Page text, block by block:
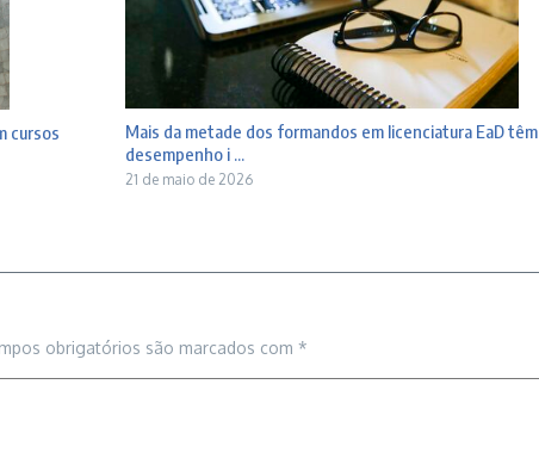
cursos
Mais da metade dos formandos em licenciatura EaD têm
desempenho i ...
21 de maio de 2026
obrigatórios são marcados com *